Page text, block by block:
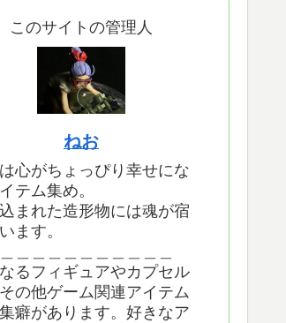
このサイトの管理人
ねお
心がちょっぴり幸せにな
テム集め。
まれた造形物には魂が宿
ます。
るフィギュアやカプセル
その他ゲーム関連アイテム
癖があります。好きなア